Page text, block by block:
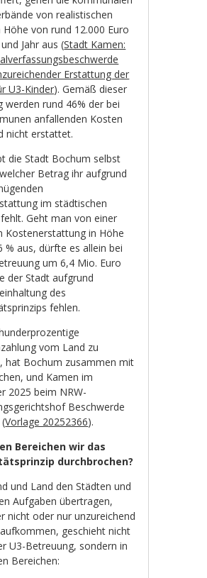
von realistischen
Höhe von rund 12.000 Euro
Jahr aus (Stadt Kamen:
Erstattung der
U3-Kinder). Gemäß dieser
werden rund 46% der bei
anfallenden Kosten
nicht erstattet.
die Stadt Bochum selbst
Betrag ihr aufgrund
im städtischen
Geht man von einer
Kostenerstattung in Höhe
% aus, dürfte es allein bei
um 6,4 Mio. Euro
der Stadt aufgrund
des
fehlen.
vom Land zu
hat Bochum zusammen mit
und Kamen im
2025 beim NRW-
Beschwerde
Vorlage 20252366).
Bereichen wir das
durchbrochen?
und Land den Städten und
Aufgaben übertragen,
nicht oder nur unzureichend
geschieht nicht
U3-Betreuung, sondern in
Bereichen: